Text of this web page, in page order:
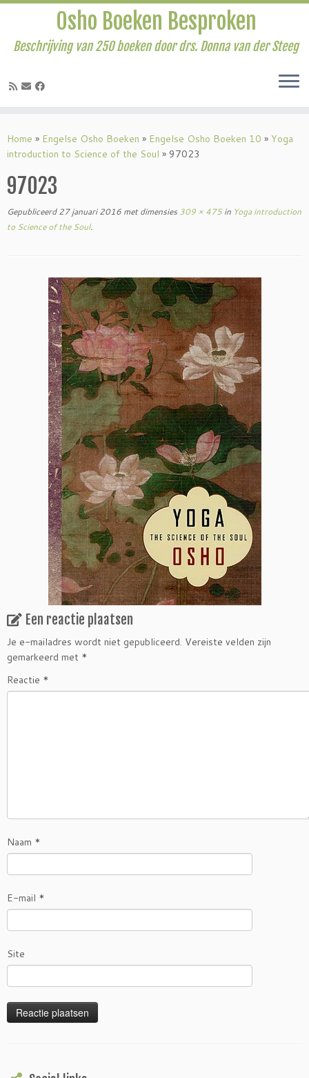
naar
inhoud
Osho Boeken Besproken
Beschrijving van 250 boeken door drs. Donna van der Steeg
Home » Engelse Osho Boeken » Engelse Osho Boeken 10 » Yoga
introduction to Science of the Soul » 97023
97023
Gepubliceerd 27 januari 2016 met dimensies 309 × 475in Yoga introduction
to Science of the Soul.
Een reactie plaatsen
Je e-mailadres wordt niet gepubliceerd. Vereiste velden zijn
gemarkeerd met *
Reactie *
Naam *
E-mail *
Site